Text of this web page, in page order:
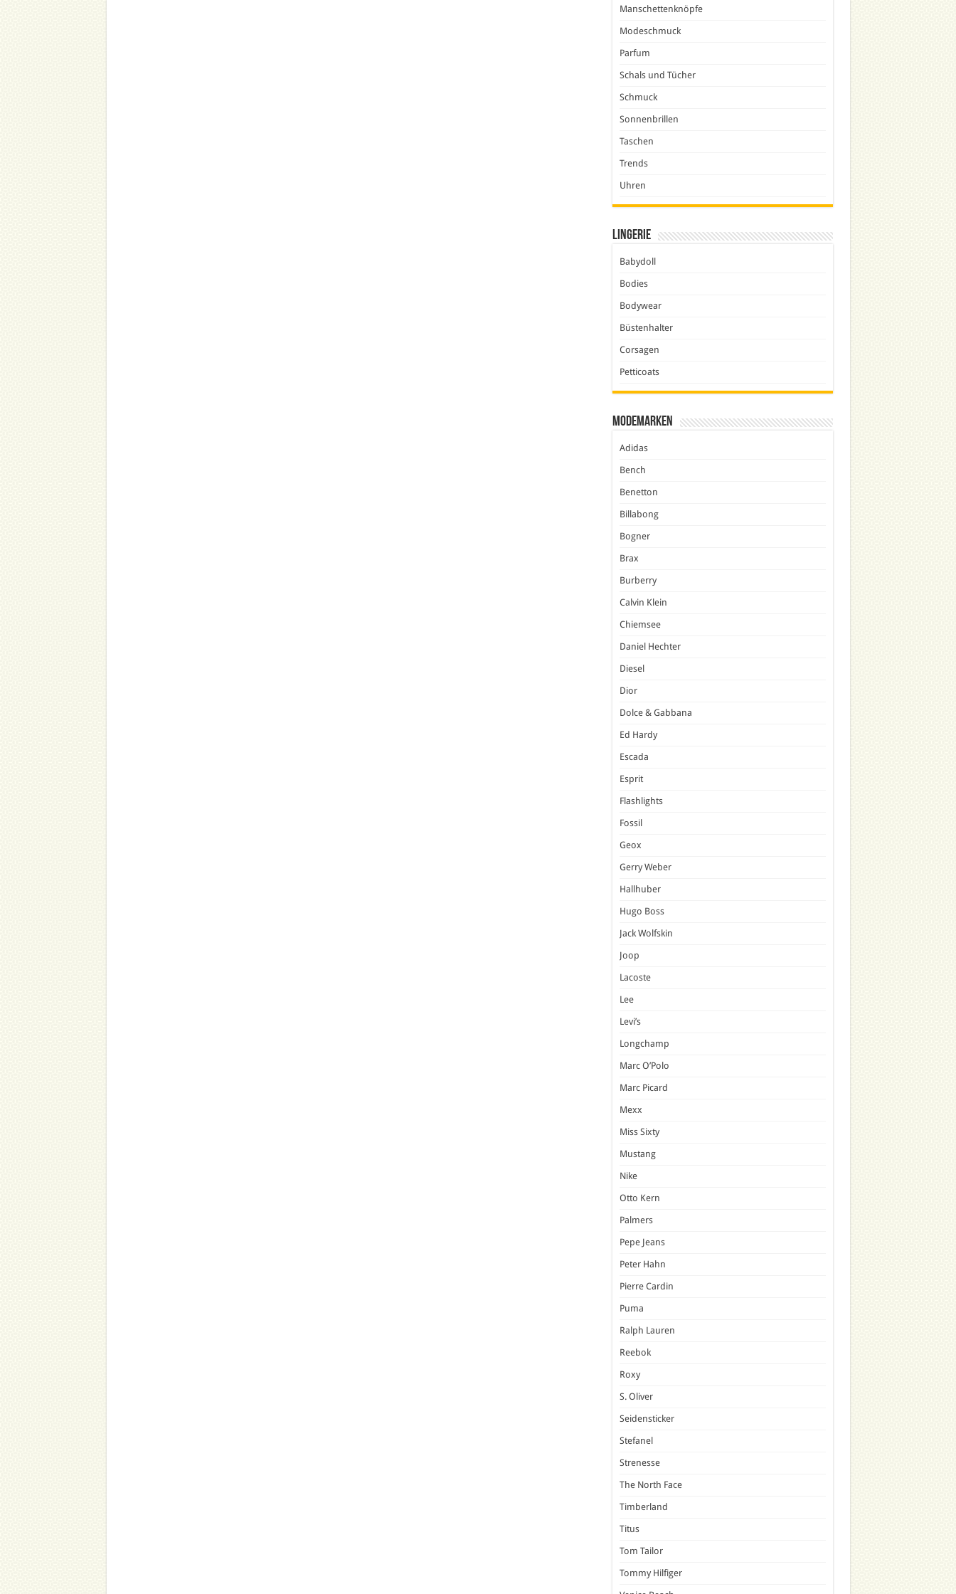
Manschettenknöpfe
Modeschmuck
Parfum
Schals und Tücher
Schmuck
Sonnenbrillen
Taschen
Trends
Uhren
Lingerie
Babydoll
Bodies
Bodywear
Büstenhalter
Corsagen
Petticoats
Modemarken
Adidas
Bench
Benetton
Billabong
Bogner
Brax
Burberry
Calvin Klein
Chiemsee
Daniel Hechter
Diesel
Dior
Dolce & Gabbana
Ed Hardy
Escada
Esprit
Flashlights
Fossil
Geox
Gerry Weber
Hallhuber
Hugo Boss
Jack Wolfskin
Joop
Lacoste
Lee
Levi’s
Longchamp
Marc O’Polo
Marc Picard
Mexx
Miss Sixty
Mustang
Nike
Otto Kern
Palmers
Pepe Jeans
Peter Hahn
Pierre Cardin
Puma
Ralph Lauren
Reebok
Roxy
S. Oliver
Seidensticker
Stefanel
Strenesse
The North Face
Timberland
Titus
Tom Tailor
Tommy Hilfiger